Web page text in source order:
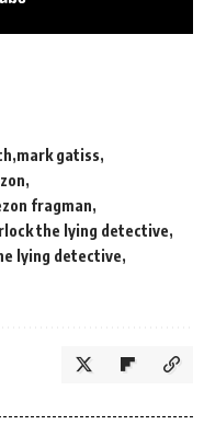
mark gatiss
fragman
the lying detective
lying detective